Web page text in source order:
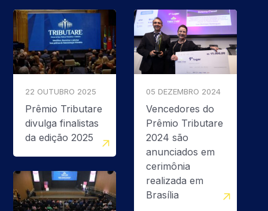
22 OUTUBRO 2025
Prêmio Tributare
divulga finalistas
da edição 2025
05 DEZEMBRO 2024
Vencedores do
Prêmio Tributare
2024 são
anunciados em
cerimônia
realizada em
Brasília